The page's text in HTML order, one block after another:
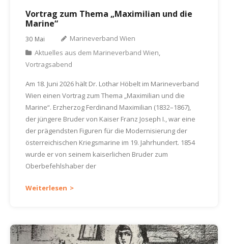
Vortrag zum Thema „Maximilian und die
Marine“
30 Mai
Marineverband Wien
Aktuelles aus dem Marineverband Wien,
Vortragsabend
Am 18. Juni 2026 hält Dr. Lothar Höbelt im Marineverband
Wien einen Vortrag zum Thema „Maximilian und die
Marine“. Erzherzog Ferdinand Maximilian (1832–1867),
der jüngere Bruder von Kaiser Franz Joseph I., war eine
der prägendsten Figuren für die Modernisierung der
österreichischen Kriegsmarine im 19. Jahrhundert. 1854
wurde er von seinem kaiserlichen Bruder zum
Oberbefehlshaber der
Weiterlesen